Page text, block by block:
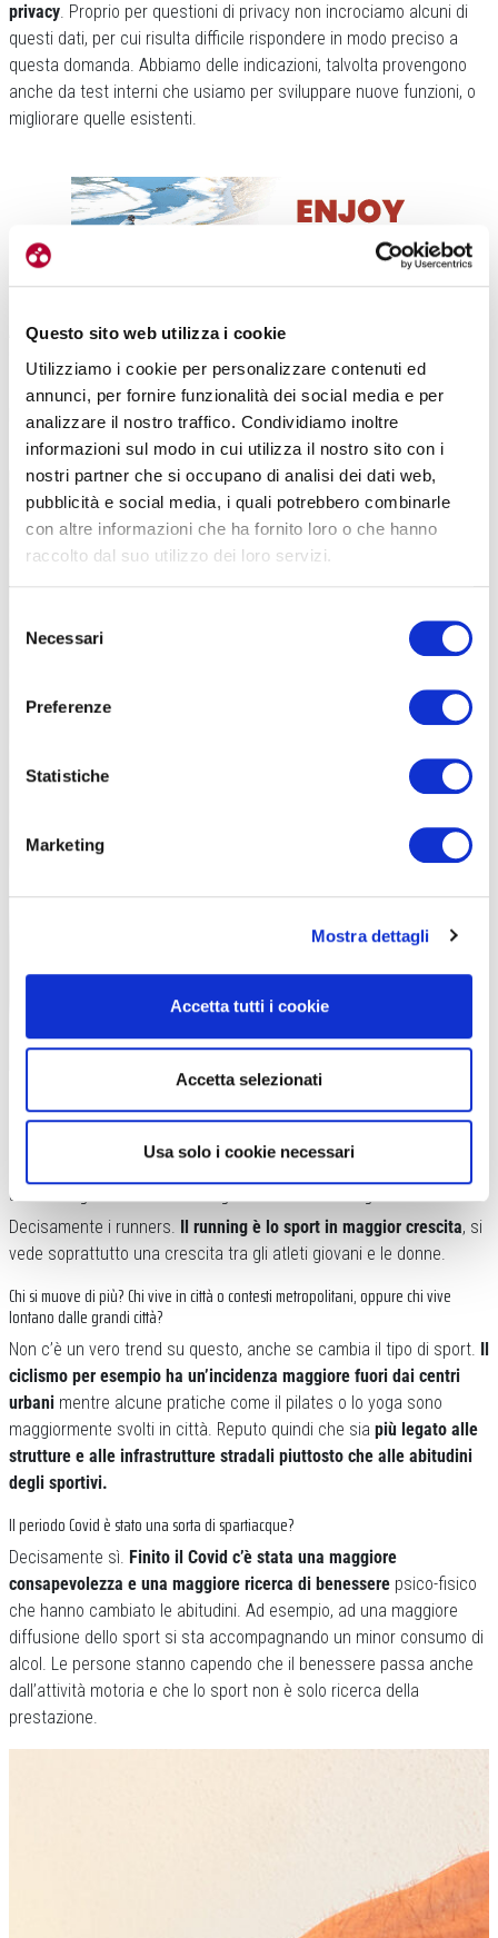
Questo sito web utilizza i cookie
Utilizziamo i cookie per personalizzare contenuti ed
annunci, per fornire funzionalità dei social media e per
analizzare il nostro traffico. Condividiamo inoltre
informazioni sul modo in cui utilizza il nostro sito con i
nostri partner che si occupano di analisi dei dati web,
pubblicità e social media, i quali potrebbero combinarle
con altre informazioni che ha fornito loro o che hanno
raccolto dal suo utilizzo dei loro servizi.
delNecessari
Preferenze
Statistiche
Marketing
Mostra dettagli
Accetta tutti i cookie
Accetta selezionati
Usa solo i cookie necessari
privacy. Proprio per questioni di privacy non incrociamo alcuni di
questi dati, per cui risulta difficile rispondere in modo preciso a
questa domanda. Abbiamo delle indicazioni, talvolta provengono
anche da test interni che usiamo per sviluppare nuove funzioni, o
migliorare quelle esistenti.
Analizzando i dati dell’ultimo report, siete in grado di capire se lo sportivo di oggi
Per quello che riguarda la prestazione posso dire che l’utilizzo dei
piani di allenamento
Garmin Coach
è molto diffuso, segno quindi
che i nostri utenti cercano sempre di migliorare le performance
Funzioni “automatiche” di coaching, sempre più utilizzate
C’è una categoria di utenti che ha registrato un incremento significativo?
Decisamente i runners. Il running è lo sport in maggior crescita, si
vede soprattutto una crescita tra gli atleti giovani e le donne.
Chi si muove di più? Chi vive in città o contesti metropolitani, oppure chi vive
lontano dalle grandi città?
Non c’è un vero trend su questo, anche se cambia il tipo di sport.
ciclismo per esempio ha un’incidenza maggiore fuori dai centri
urbani mentre alcune pratiche come il pilates o lo yoga sono
maggiormente svolti in città. Reputo quindi che sia più legato alle
strutture e alle infrastrutture stradali piuttosto che alle abitudini
degli sportivi.
Il periodo Covid è stato una sorta di spartiacque?
Decisamente sì. Finito il Covid c’è stata una maggiore
consapevolezza e una maggiore ricerca di benessere psico-fisico
che hanno cambiato le abitudini. Ad esempio, ad una maggiore
diffusione dello sport si sta accompagnando un minor consumo di
alcol. Le persone stanno capendo che il benessere passa anche
dall’attività motoria e che lo sport non è solo ricerca della
prestazione.